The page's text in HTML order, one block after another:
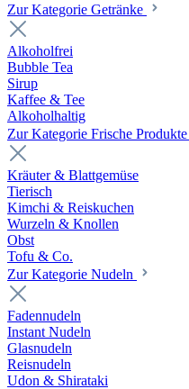
Zur Kategorie Getränke
Alkoholfrei
Bubble Tea
Sirup
Kaffee & Tee
Alkoholhaltig
Zur Kategorie Frische Produkte
Kräuter & Blattgemüse
Tierisch
Kimchi & Reiskuchen
Wurzeln & Knollen
Obst
Tofu & Co.
Zur Kategorie Nudeln
Fadennudeln
Instant Nudeln
Glasnudeln
Reisnudeln
Udon & Shirataki